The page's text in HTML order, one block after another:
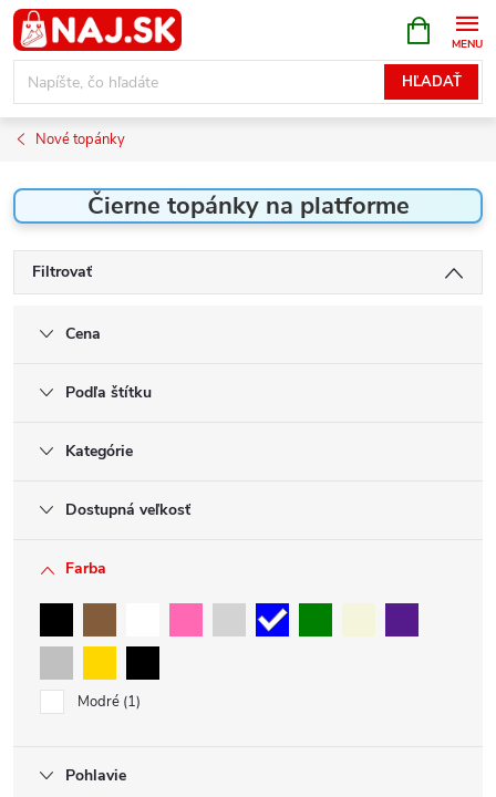
Prejsť
na
obsah
HĽADAŤ
KOŠÍK
Nové topánky
Čierne topánky na platforme
Filtrovať
Cena
Podľa štítku
Kategórie
Dostupná veľkosť
Farba
Modré 1
Pohlavie